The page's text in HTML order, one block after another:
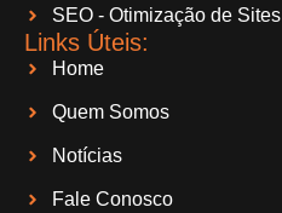
SEO - Otimização de Sites
Links Úteis:
Home
Quem Somos
Notícias
Fale Conosco